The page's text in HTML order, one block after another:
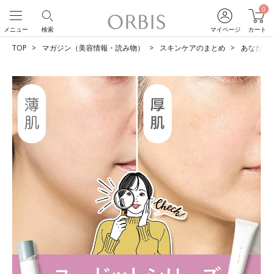
マイページ
0
カート
検索
メニュー
TOP マガジン（美容情報・読み物） スキンケアのまとめ あなたは